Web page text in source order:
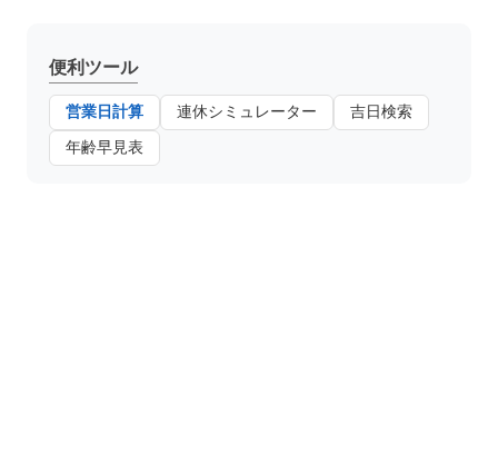
便利ツール
営業日計算 連休シミュレーター 吉日検索
年齢早見表